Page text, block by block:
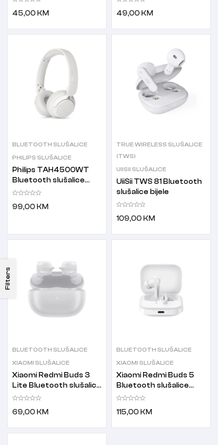
Filters
45,00 KM
49,00 KM
BLUETOOTH SLUŠALICE
PHILIPS SLUŠALICE
Philips TAH4500WT
Bluetooth slušalice
bijele
99,00 KM
TRUE WIRELESS SLUŠALICE
(TWS)
UIISII SLUŠALICE
UiiSii TWS 81 Bluetooth
slušalice bijele
109,00 KM
BLUETOOTH SLUŠALICE
XIAOMI SLUŠALICE
Xiaomi Redmi Buds 3
Lite Bluetooth slušalice
bijele
69,00 KM
BLUETOOTH SLUŠALICE
XIAOMI SLUŠALICE
Xiaomi Redmi Buds 5
Bluetooth slušalice
bijele
115,00 KM